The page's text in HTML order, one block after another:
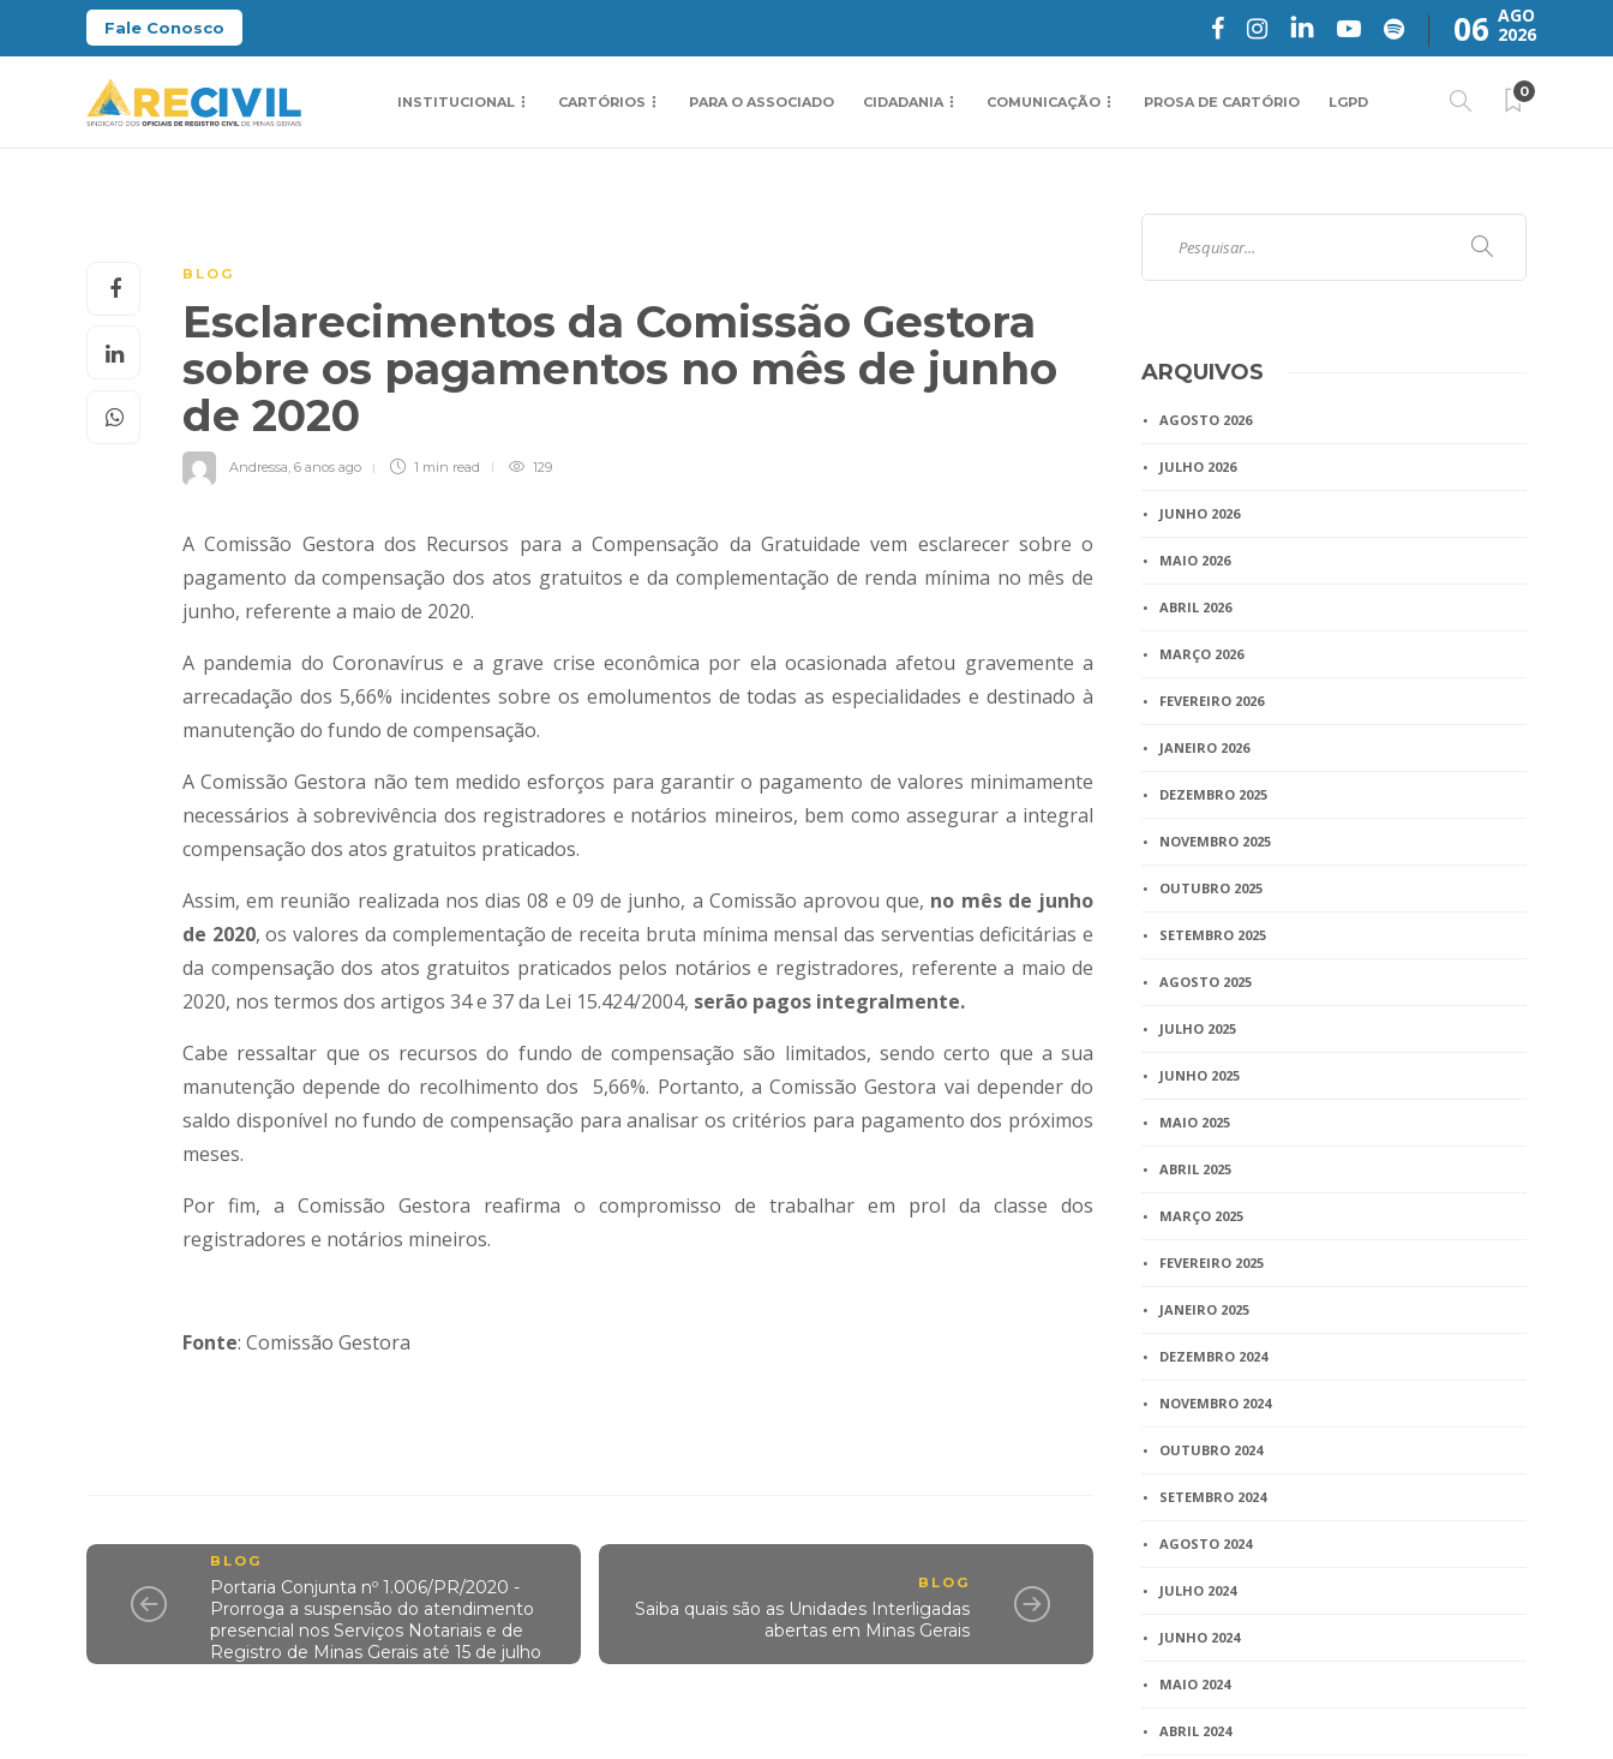
Fale Conosco 06 AGO
2026
INSTITUCIONAL CARTÓRIOS PARA O ASSOCIADO CIDADANIA COMUNICAÇÃO PROSA DE CARTÓRIO LGPD
0
BLOG
Esclarecimentos da Comissão Gestora
sobre os pagamentos no mês de junho
de 2020
Andressa, 6 anos ago 1 min read 129
A Comissão Gestora dos Recursos para a Compensação da Gratuidade vem esclarecer sobre o
pagamento da compensação dos atos gratuitos e da complementação de renda mínima no mês de
junho, referente a maio de 2020.
A pandemia do Coronavírus e a grave crise econômica por ela ocasionada afetou gravemente a
arrecadação dos 5,66% incidentes sobre os emolumentos de todas as especialidades e destinado à
manutenção do fundo de compensação.
A Comissão Gestora não tem medido esforços para garantir o pagamento de valores minimamente
necessários à sobrevivência dos registradores e notários mineiros, bem como assegurar a integral
compensação dos atos gratuitos praticados.
Assim, em reunião realizada nos dias 08 e 09 de junho, a Comissão aprovou que, no mês de junho
de 2020, os valores da complementação de receita bruta mínima mensal das serventias deficitárias e
da compensação dos atos gratuitos praticados pelos notários e registradores, referente a maio de
2020, nos termos dos artigos 34 e 37 da Lei 15.424/2004, serão pagos integralmente.
Cabe ressaltar que os recursos do fundo de compensação são limitados, sendo certo que a sua
manutenção depende do recolhimento dos 5,66%. Portanto, a Comissão Gestora vai depender do
saldo disponível no fundo de compensação para analisar os critérios para pagamento dos próximos
meses.
Por fim, a Comissão Gestora reafirma o compromisso de trabalhar em prol da classe dos
registradores e notários mineiros.
Fonte: Comissão Gestora
BLOG
Portaria Conjunta nº 1.006/PR/2020 -
Prorroga a suspensão do atendimento
presencial nos Serviços Notariais e de
Registro de Minas Gerais até 15 de julho
BLOG
Saiba quais são as Unidades Interligadas
abertas em Minas Gerais
ARQUIVOS
AGOSTO 2026
JULHO 2026
JUNHO 2026
MAIO 2026
ABRIL 2026
MARÇO 2026
FEVEREIRO 2026
JANEIRO 2026
DEZEMBRO 2025
NOVEMBRO 2025
OUTUBRO 2025
SETEMBRO 2025
AGOSTO 2025
JULHO 2025
JUNHO 2025
MAIO 2025
ABRIL 2025
MARÇO 2025
FEVEREIRO 2025
JANEIRO 2025
DEZEMBRO 2024
NOVEMBRO 2024
OUTUBRO 2024
SETEMBRO 2024
AGOSTO 2024
JULHO 2024
JUNHO 2024
MAIO 2024
ABRIL 2024